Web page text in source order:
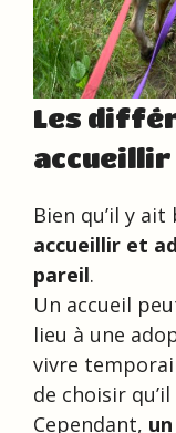
Les
accueillir
Bien qu’il y
accueillir et
pareil.
Un accueil
lieu à une
vivre
de choisir
Cependant,